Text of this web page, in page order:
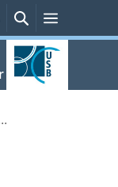
Persönliche
SucheMenü